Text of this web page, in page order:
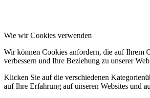
Wie wir Cookies verwenden
Wir können Cookies anfordern, die auf Ihrem
verbessern und Ihre Beziehung zu unserer
Klicken Sie auf die verschiedenen
auf Ihre Erfahrung auf unseren Websites und